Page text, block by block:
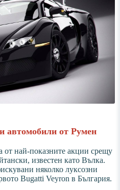
автомобили от Румен
от най-показните акции срещу
известен като Вълка.
няколко луксозни
Bugatti Veyron в България.